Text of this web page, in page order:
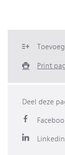
Print
Deel deze
Linkedin